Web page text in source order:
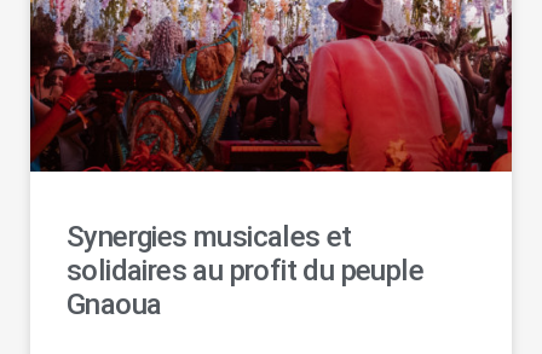
Synergies musicales et
solidaires au profit du peuple
Gnaoua